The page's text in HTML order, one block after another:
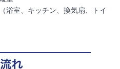
浴室、キッチン、換気扇、トイ